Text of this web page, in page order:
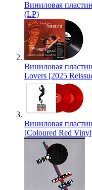
Виниловая
(LP)
Виниловая
Lovers [2025
Виниловая
[Coloured Red